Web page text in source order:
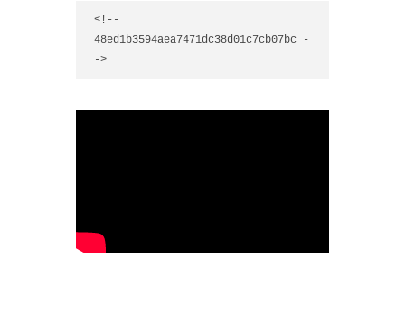
<!--
48ed1b3594aea7471dc38d01c7cb07bc -
->